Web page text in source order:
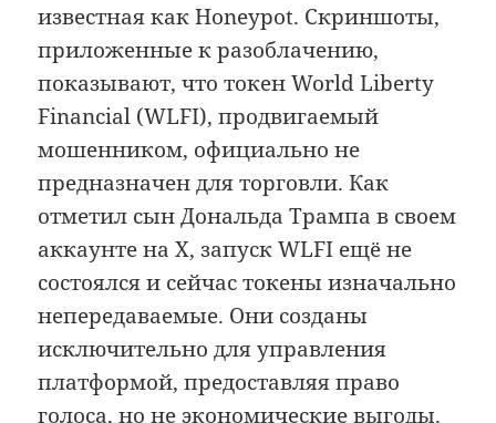
известная как Honeypot. Скриншоты,
приложенные к разоблачению,
показывают, что токен World Liberty
Financial (WLFI), продвигаемый
мошенником, официально не
предназначен для торговли. Как
отметил сын Дональда Трампа в своем
аккаунте на X, запуск WLFI ещё не
состоялся и сейчас токены изначально
непередаваемые. Они созданы
исключительно для управления
платформой, предоставляя право
голоса, но не экономические выгоды.